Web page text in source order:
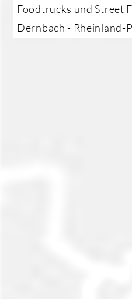
Foodtrucks und Street
Dernbach - Rheinland-